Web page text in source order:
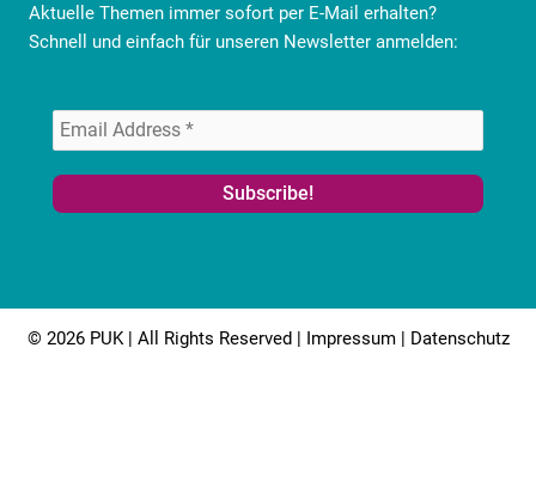
Aktuelle Themen immer sofort per E-Mail erhalten?
Schnell und einfach für unseren Newsletter anmelden:
© 2026 PUK | All Rights Reserved | Impressum| Datenschutz